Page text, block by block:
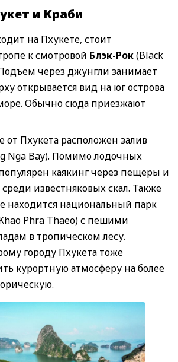
и Краби
на Пхукете, стоит
к смотровой Блэк-Рок(Black
через джунгли занимает
открывается вид на юг острова
Обычно сюда приезжают
от Пхукета расположен залив
Nga Bay). Помимо лодочных
каякинг через пещеры и
известняковых скал. Также
находится национальный парк
Phra Thaeo) с пешими
в тропическом лесу.
городу Пхукета тоже
курортную атмосферу на более